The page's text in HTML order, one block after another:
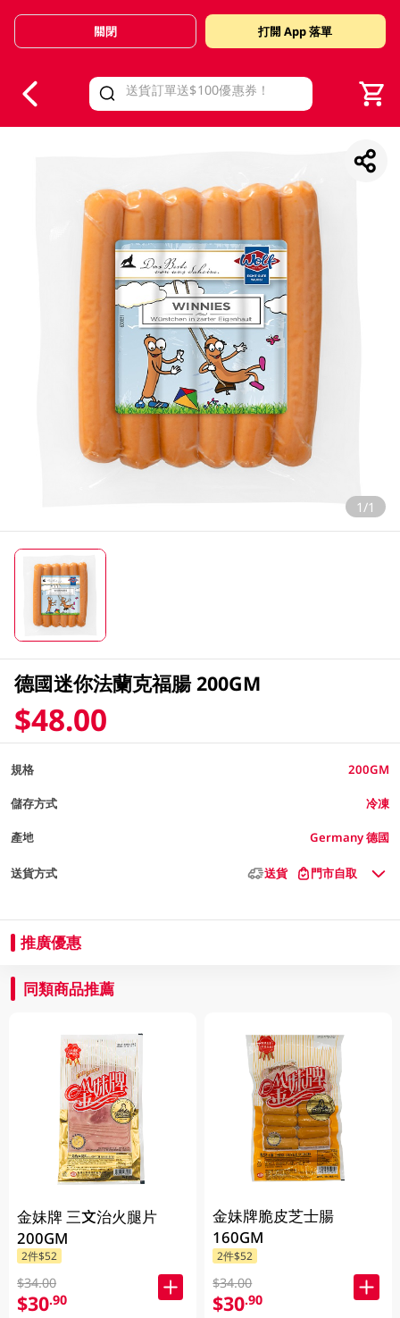
Valid Until 30 June 2026
關閉 打開 App 落單
1/1
德國迷你法蘭克福腸 200GM
$48.00
規格 200GM
儲存方式 冷凍
產地 Germany 德國
送貨方式 送貨 門市自取
推廣優惠
同類商品推薦
金妹牌 三文治火腿片
200GM
2件$52
$34.00
$30.90
金妹牌脆皮芝士腸
160GM
2件$52
$34.00
$30.90